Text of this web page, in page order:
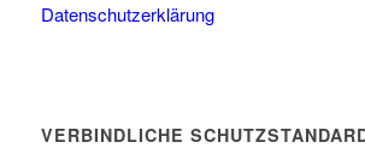
Datenschutzerklärung
VERBINDLICHE